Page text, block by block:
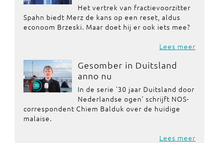
Het vertrek van fractievoorzitter
Spahn biedt Merz de kans op een reset, aldus
econoom Brzeski. Maar doet hij er ook iets mee?
Lees meer
Gesomber in Duitsland
anno nu
In de serie '30 jaar Duitsland door
Nederlandse ogen' schrijft NOS-
correspondent Chiem Balduk over de huidige
malaise.
Lees meer